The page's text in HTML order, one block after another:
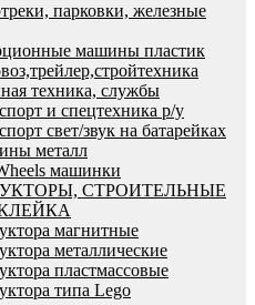
парковки, железные
машины пластик
техника, службы
и спецтехника р/у
свет/звук на батарейках
металл
машинки
СТРОИТЕЛЬНЫЕ
магнитные
металлические
пластмассовые
типа Lego